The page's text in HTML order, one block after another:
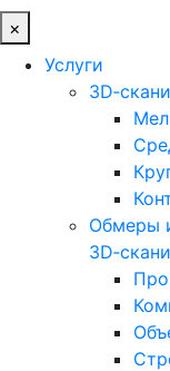
×
Услуги
Обмеры